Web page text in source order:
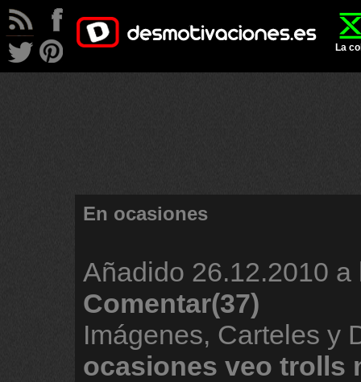
La
En ocasiones
Añadido 26.12.2010 a
Comentar(37)
Imágenes, Carteles y
ocasiones veo trolls